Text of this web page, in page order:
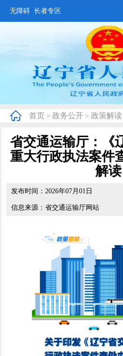
无障碍 长者专区
要闻动态
政务公开
互动交流
数据发布
省情概况
首页 > 政务公开 > 政策解读
省交通运输厅：《
重大行政执法案件
解读
发布时间：2026年07月01日
信息来源：省交通运输厅网站